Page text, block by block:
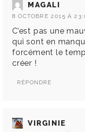
MAGALI
8 OCTOBRE 2015 À
C’est pas une
qui sont en
forcément le
créer !
RÉPONDRE
VIRGINIE